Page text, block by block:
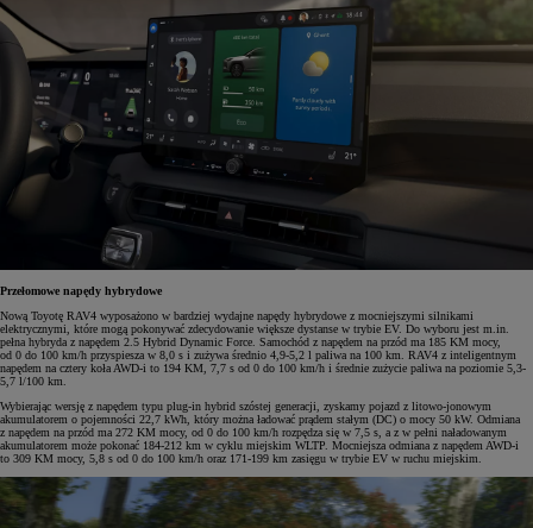
Przełomowe napędy hybrydowe
Nową Toyotę RAV4 wyposażono w bardziej wydajne napędy hybrydowe z mocniejszymi silnikami
elektrycznymi, które mogą pokonywać zdecydowanie większe dystanse w trybie EV. Do wyboru jest m.in.
pełna hybryda z napędem 2.5 Hybrid Dynamic Force. Samochód z napędem na przód ma 185 KM mocy,
od 0 do 100 km/h przyspiesza w 8,0 s i zużywa średnio 4,9-5,2 l paliwa na 100 km. RAV4 z inteligentnym
napędem na cztery koła AWD-i to 194 KM, 7,7 s od 0 do 100 km/h i średnie zużycie paliwa na poziomie 5,3-
5,7 l/100 km.
Wybierając wersję z napędem typu plug-in hybrid szóstej generacji, zyskamy pojazd z litowo-jonowym
akumulatorem o pojemności 22,7 kWh, który można ładować prądem stałym (DC) o mocy 50 kW. Odmiana
z napędem na przód ma 272 KM mocy, od 0 do 100 km/h rozpędza się w 7,5 s, a z w pełni naładowanym
akumulatorem może pokonać 184-212 km w cyklu miejskim WLTP. Mocniejsza odmiana z napędem AWD-i
to 309 KM mocy, 5,8 s od 0 do 100 km/h oraz 171-199 km zasięgu w trybie EV w ruchu miejskim.